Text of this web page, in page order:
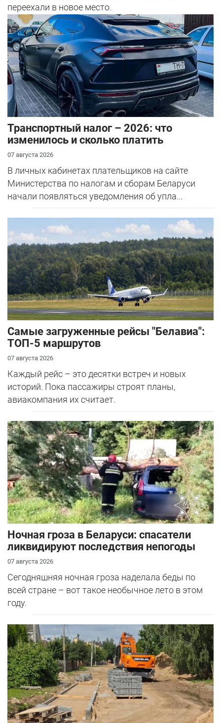
переехали в новое место.
Транспортный налог – 2026: что
изменилось и сколько платить
07 августа 2026
В личных кабинетах плательщиков на сайте
Министерства по налогам и сборам Беларуси
начали появляться уведомления об упла...
Самые загруженные рейсы "Белавиа":
ТОП-5 маршрутов
07 августа 2026
Каждый рейс – это десятки встреч и новых
историй. Пока пассажиры строят планы,
авиакомпания их считает.
Ночная гроза в Беларуси: спасатели
ликвидируют последствия непогоды
07 августа 2026
Сегодняшняя ночная гроза наделала беды по
всей стране – вот такое необычное лето в этом
году.